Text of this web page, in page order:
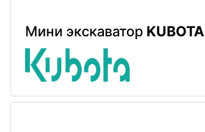
Мини экскаватор KUBOTA